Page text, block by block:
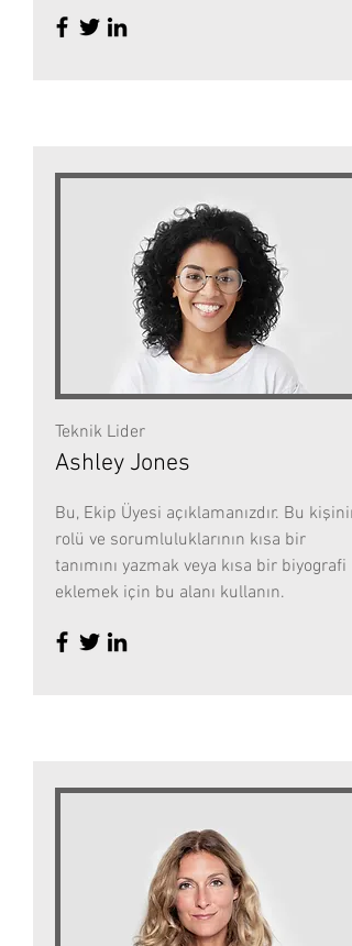
Teknik Lider
Ashley Jones
Bu, Ekip Üyesi açıklamanızdır. Bu kişinin
rolü ve sorumluluklarının kısa bir
tanımını yazmak veya kısa bir biyografi
eklemek için bu alanı kullanın.